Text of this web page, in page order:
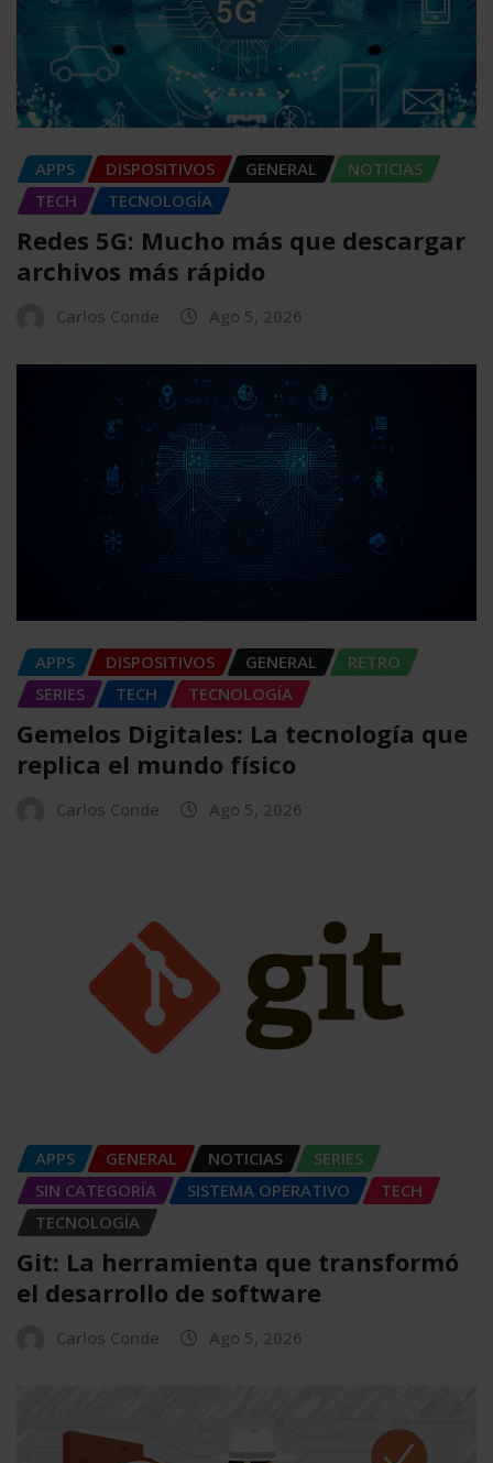
APPS DISPOSITIVOS GENERAL
NOTICIAS
TECH
TECNOLOGÍA
Redes 5G: Mucho más que descargar
archivos más rápido
Carlos Conde Ago 5, 2026
APPS DISPOSITIVOS GENERAL
RETRO
SERIES
TECH TECNOLOGÍA
Gemelos Digitales: La tecnología que
replica el mundo físico
Carlos Conde Ago 5, 2026
APPS GENERAL NOTICIAS
SERIES
SIN CATEGORÍA
SISTEMA OPERATIVO
TECH
TECNOLOGÍA
Git: La herramienta que transformó
el desarrollo de software
Carlos Conde Ago 5, 2026